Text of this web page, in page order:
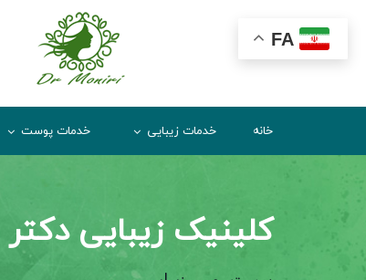
خانه خدمات زیبایی خدمات پوست
کلینیک زیبایی
FA